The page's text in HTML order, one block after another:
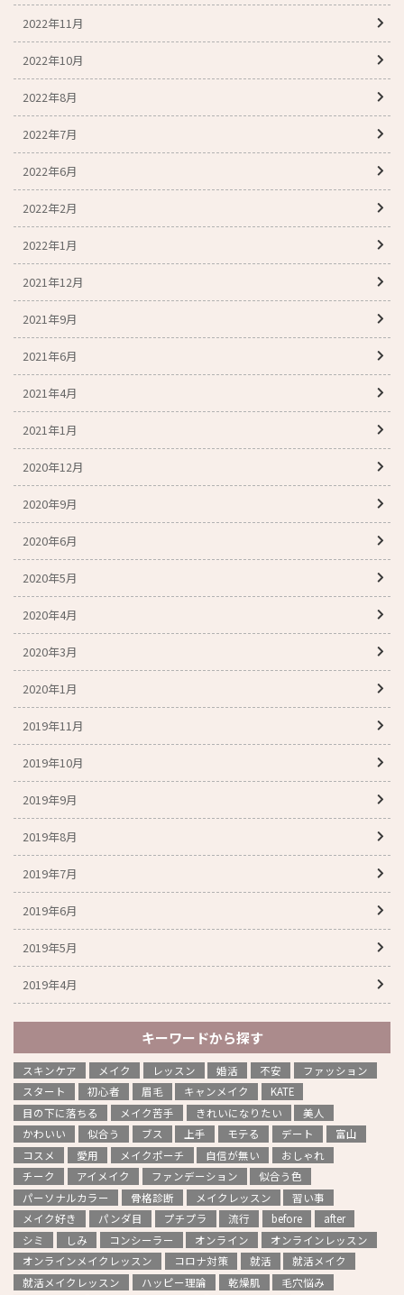
2022年11月
2022年10月
2022年8月
2022年7月
2022年6月
2022年2月
2022年1月
2021年12月
2021年9月
2021年6月
2021年4月
2021年1月
2020年12月
2020年9月
2020年6月
2020年5月
2020年4月
2020年3月
2020年1月
2019年11月
2019年10月
2019年9月
2019年8月
2019年7月
2019年6月
2019年5月
2019年4月
キーワードから探す
スキンケア メイク レッスン 婚活 不安
ファッション
スタート
初心者 眉毛 キャンメイク
KATE
目の下に落ちる
メイク苦手 きれいになりたい
美人
かわいい
似合う ブス 上手 モテる デート
富山
コスメ
愛用 メイクポーチ 自信が無い
おしゃれ
チーク
アイメイク ファンデーション
似合う色
パーソナルカラー
骨格診断 メイクレッスン
習い事
メイク好き
パンダ目 プチプラ 流行 before
after
シミ
しみ コンシーラー オンライン
オンラインレッスン
オンラインメイクレッスン
コロナ対策 就活
就活メイク
就活メイクレッスン
ハッピー理論 乾燥肌
毛穴悩み